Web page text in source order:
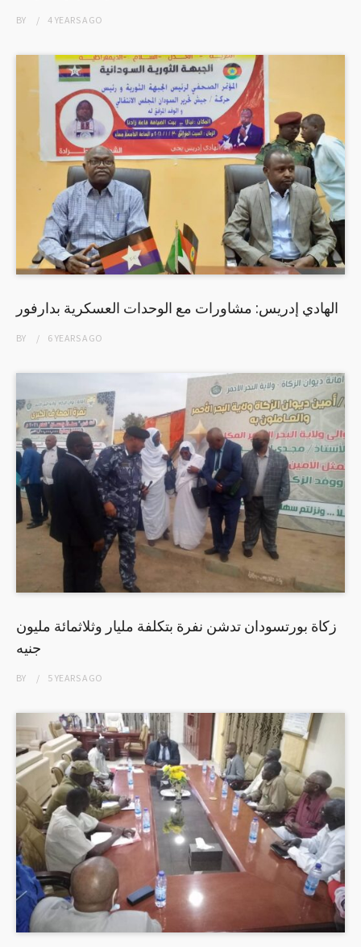
BY 4 YEARSAGO
الهادي إدريس: مشاورات مع الوحدات العسكرية بدارفور
BY 6 YEARSAGO
زكاة بورتسودان تدشن نفرة بتكلفة مليار وثلاثمائة مليون
جنيه
BY 5 YEARSAGO